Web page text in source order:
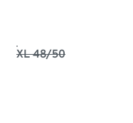
XL 48/50